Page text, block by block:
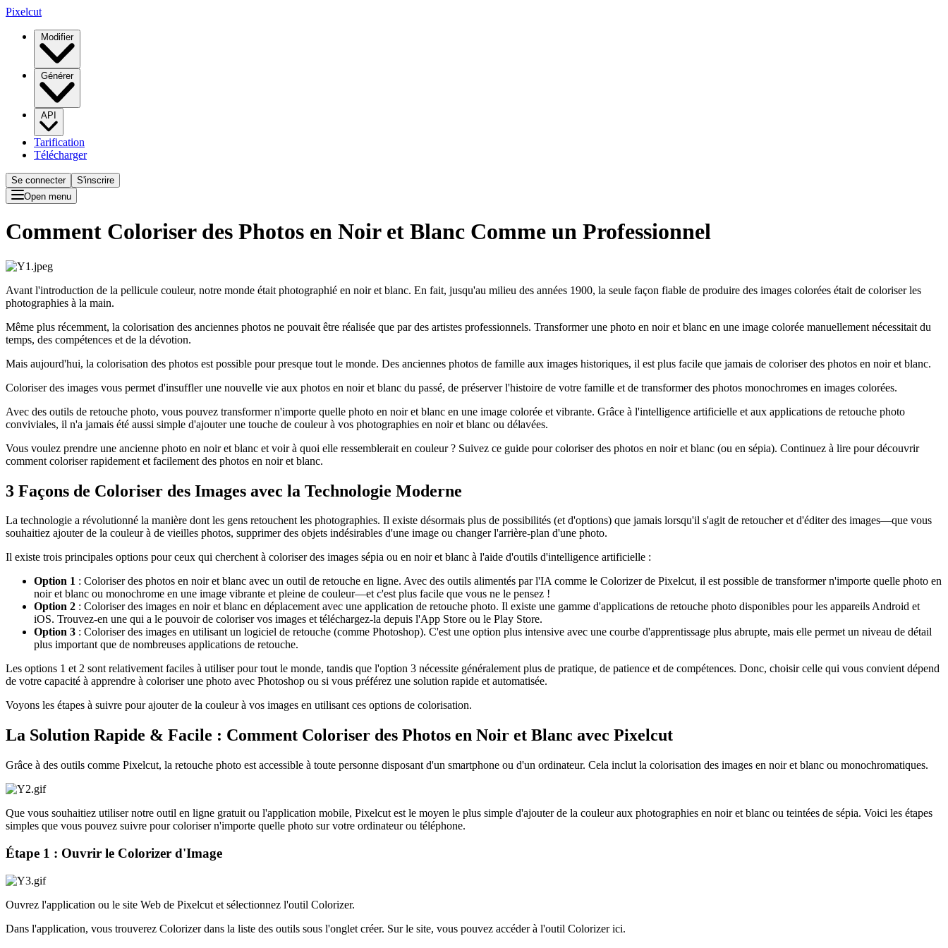
Pixelcut
Modifier
Générer
API
Tarification
Télécharger
Se connecter
S'inscrire
Open menu
Comment Coloriser des Photos en Noir et Blanc Comme un Professionnel
Avant l'introduction de la pellicule couleur, notre monde était photographié en noir et blanc. En fait, jusqu'au milieu des années 1900, la seule façon fiable de produire des images colorées était de coloriser les
photographies à la main.
Même plus récemment, la colorisation des anciennes photos ne pouvait être réalisée que par des artistes professionnels. Transformer une photo en noir et blanc en une image colorée manuellement nécessitait du
temps, des compétences et de la dévotion.
Mais aujourd'hui, la colorisation des photos est possible pour presque tout le monde. Des anciennes photos de famille aux images historiques, il est plus facile que jamais de coloriser des photos en noir et blanc.
Coloriser des images vous permet d'insuffler une nouvelle vie aux photos en noir et blanc du passé, de préserver l'histoire de votre famille et de transformer des photos monochromes en images colorées.
Avec des outils de retouche photo, vous pouvez transformer n'importe quelle photo en noir et blanc en une image colorée et vibrante. Grâce à l'intelligence artificielle et aux applications de retouche photo
conviviales, il n'a jamais été aussi simple d'ajouter une touche de couleur à vos photographies en noir et blanc ou délavées.
Vous voulez prendre une ancienne photo en noir et blanc et voir à quoi elle ressemblerait en couleur ? Suivez ce guide pour coloriser des photos en noir et blanc (ou en sépia). Continuez à lire pour découvrir
comment coloriser rapidement et facilement des photos en noir et blanc.
3 Façons de Coloriser des Images avec la Technologie Moderne
La technologie a révolutionné la manière dont les gens retouchent les photographies. Il existe désormais plus de possibilités (et d'options) que jamais lorsqu'il s'agit de retoucher et d'éditer des images—que vous
souhaitiez ajouter de la couleur à de vieilles photos, supprimer des objets indésirables d'une image ou changer l'arrière-plan d'une photo.
Il existe trois principales options pour ceux qui cherchent à coloriser des images sépia ou en noir et blanc à l'aide d'outils d'intelligence artificielle :
Option 1 : Coloriser des photos en noir et blanc avec un outil de retouche en ligne. Avec des outils alimentés par l'IA comme le Colorizer de Pixelcut, il est possible de transformer n'importe quelle photo en
noir et blanc ou monochrome en une image vibrante et pleine de couleur—et c'est plus facile que vous ne le pensez !
Option 2 : Coloriser des images en noir et blanc en déplacement avec une application de retouche photo. Il existe une gamme d'applications de retouche photo disponibles pour les appareils Android et
iOS. Trouvez-en une qui a le pouvoir de coloriser vos images et téléchargez-la depuis l'App Store ou le Play Store.
Option 3 : Coloriser des images en utilisant un logiciel de retouche (comme Photoshop). C'est une option plus intensive avec une courbe d'apprentissage plus abrupte, mais elle permet un niveau de détail
plus important que de nombreuses applications de retouche.
Les options 1 et 2 sont relativement faciles à utiliser pour tout le monde, tandis que l'option 3 nécessite généralement plus de pratique, de patience et de compétences. Donc, choisir celle qui vous convient dépend
de votre capacité à apprendre à coloriser une photo avec Photoshop ou si vous préférez une solution rapide et automatisée.
Voyons les étapes à suivre pour ajouter de la couleur à vos images en utilisant ces options de colorisation.
La Solution Rapide & Facile : Comment Coloriser des Photos en Noir et Blanc avec Pixelcut
Grâce à des outils comme Pixelcut, la retouche photo est accessible à toute personne disposant d'un smartphone ou d'un ordinateur. Cela inclut la colorisation des images en noir et blanc ou monochromatiques.
Que vous souhaitiez utiliser notre outil en ligne gratuit ou l'application mobile, Pixelcut est le moyen le plus simple d'ajouter de la couleur aux photographies en noir et blanc ou teintées de sépia. Voici les étapes
simples que vous pouvez suivre pour coloriser n'importe quelle photo sur votre ordinateur ou téléphone.
Étape 1 : Ouvrir le Colorizer d'Image
Ouvrez l'application ou le site Web de Pixelcut et sélectionnez l'outil Colorizer.
Dans l'application, vous trouverez Colorizer dans la liste des outils sous l'onglet créer. Sur le site, vous pouvez accéder à l'outil Colorizer ici.